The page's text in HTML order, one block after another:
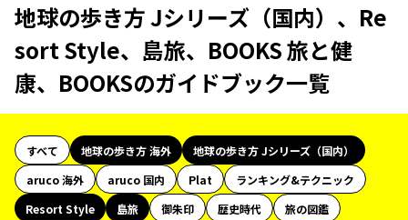
地球の歩き方 Jシリーズ（国内）、Re
sort Style、島旅、BOOKS 旅と健
康、BOOKSのガイドブック一覧
すべて 地球の歩き方 海外
地球の歩き方 Jシリーズ（国内）
aruco 海外
aruco 国内 Plat
ランキング&テクニック
Resort Style
島旅 御朱印 歴史時代
旅の図鑑